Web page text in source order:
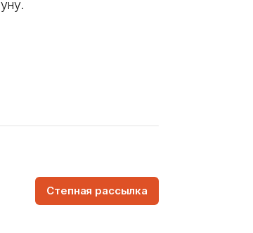
Степная рассылка